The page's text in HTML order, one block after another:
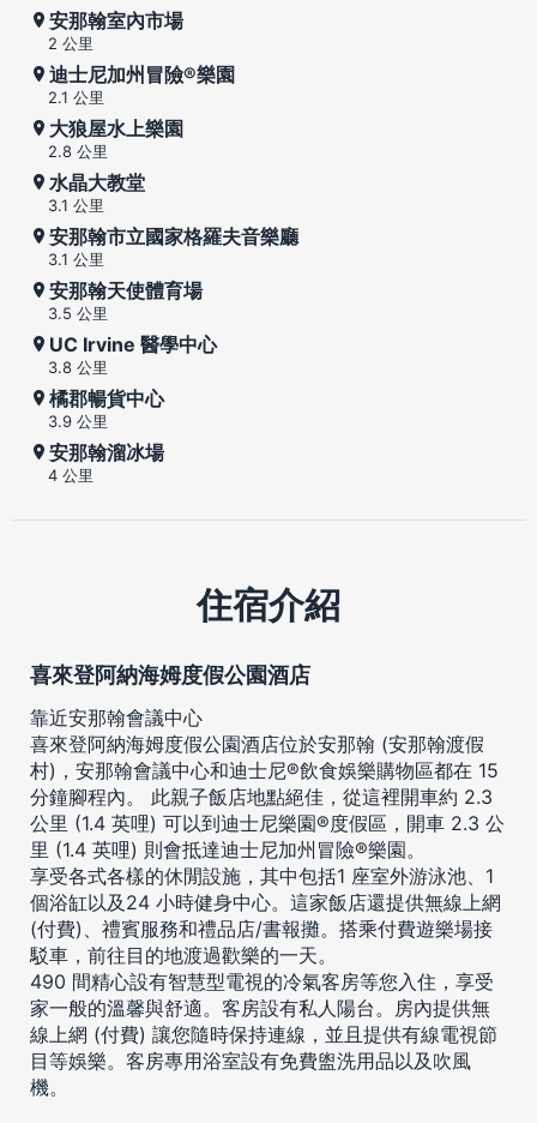
安那翰室內市場
2 公里
迪士尼加州冒險®樂園
2.1 公里
大狼屋水上樂園
2.8 公里
水晶大教堂
3.1 公里
安那翰市立國家格羅夫音樂廳
3.1 公里
安那翰天使體育場
3.5 公里
UC Irvine 醫學中心
3.8 公里
橘郡暢貨中心
3.9 公里
安那翰溜冰場
4 公里
住宿介紹
喜來登阿納海姆度假公園酒店
靠近安那翰會議中心
喜來登阿納海姆度假公園酒店位於安那翰 (安那翰渡假
村)，安那翰會議中心和迪士尼®飲食娛樂購物區都在 15
分鐘腳程內。 此親子飯店地點絕佳，從這裡開車約 2.3
公里 (1.4 英哩) 可以到迪士尼樂園®度假區，開車 2.3 公
里 (1.4 英哩) 則會抵達迪士尼加州冒險®樂園。
享受各式各樣的休閒設施，其中包括1 座室外游泳池、1
個浴缸以及24 小時健身中心。這家飯店還提供無線上網
(付費)、禮賓服務和禮品店/書報攤。搭乘付費遊樂場接
駁車，前往目的地渡過歡樂的一天。
490 間精心設有智慧型電視的冷氣客房等您入住，享受
家一般的溫馨與舒適。客房設有私人陽台。房內提供無
線上網 (付費) 讓您隨時保持連線，並且提供有線電視節
目等娛樂。客房專用浴室設有免費盥洗用品以及吹風
機。